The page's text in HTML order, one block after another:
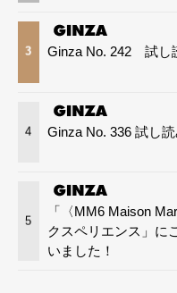
3 Ginza No. 242 試し
4 Ginza No. 336 試し
5
「〈MM6 Maison
クスペリエンス」に
いました！